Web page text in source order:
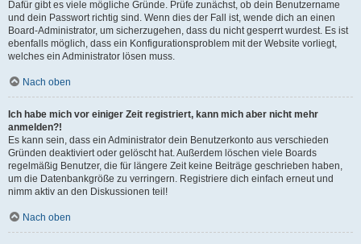
Dafür gibt es viele mögliche Gründe. Prüfe zunächst, ob dein Benutzername
und dein Passwort richtig sind. Wenn dies der Fall ist, wende dich an einen
Board-Administrator, um sicherzugehen, dass du nicht gesperrt wurdest. Es ist
ebenfalls möglich, dass ein Konfigurationsproblem mit der Website vorliegt,
welches ein Administrator lösen muss.
Nach oben
Ich habe mich vor einiger Zeit registriert, kann mich aber nicht mehr
anmelden?!
Es kann sein, dass ein Administrator dein Benutzerkonto aus verschieden
Gründen deaktiviert oder gelöscht hat. Außerdem löschen viele Boards
regelmäßig Benutzer, die für längere Zeit keine Beiträge geschrieben haben,
um die Datenbankgröße zu verringern. Registriere dich einfach erneut und
nimm aktiv an den Diskussionen teil!
Nach oben